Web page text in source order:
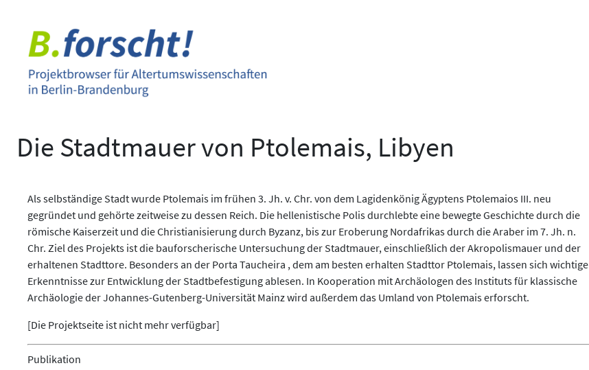
springen
Die Stadtmauer von Ptolemais, Libyen
Als selbständige Stadt wurde Ptolemais im frühen 3. Jh. v. Chr. von dem Lagidenkönig Ägyptens Ptolemaios III. neu
gegründet und gehörte zeitweise zu dessen Reich. Die hellenistische Polis durchlebte eine bewegte Geschichte durch die
römische Kaiserzeit und die Christianisierung durch Byzanz, bis zur Eroberung Nordafrikas durch die Araber im 7. Jh. n.
Chr. Ziel des Projekts ist die bauforscherische Untersuchung der Stadtmauer, einschließlich der Akropolismauer und der
erhaltenen Stadttore. Besonders an der Porta Taucheira , dem am besten erhalten Stadttor Ptolemais, lassen sich wichtige
Erkenntnisse zur Entwicklung der Stadtbefestigung ablesen. In Kooperation mit Archäologen des Instituts für klassische
Archäologie der Johannes-Gutenberg-Universität Mainz wird außerdem das Umland von Ptolemais erforscht.
[Die Projektseite ist nicht mehr verfügbar]
Publikation